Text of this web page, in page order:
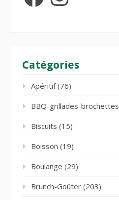
Catégories
Apéritif(76)
BBQ-grillades-brochettes
Biscuits (15)
Boisson (19)
Boulange (29)
Brunch-Goûter (203)